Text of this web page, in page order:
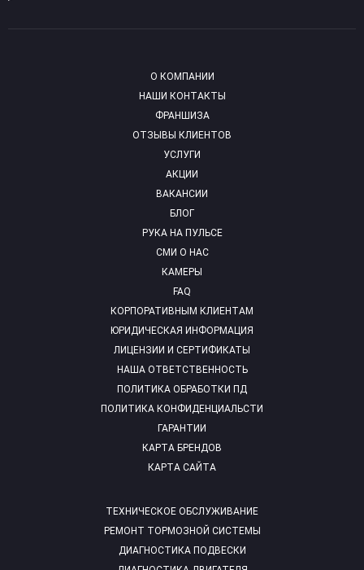
О КОМПАНИИ
НАШИ КОНТАКТЫ
ФРАНШИЗА
ОТЗЫВЫ КЛИЕНТОВ
УСЛУГИ
АКЦИИ
ВАКАНСИИ
БЛОГ
РУКА НА ПУЛЬСЕ
СМИ О НАС
КАМЕРЫ
FAQ
ТЕХНИЧЕСКОЕ ОБСЛУЖИВАНИЕ
РЕМОНТ ТОРМОЗНОЙ СИСТЕМЫ
ДИАГНОСТИКА ПОДВЕСКИ
КОРПОРАТИВНЫМ КЛИЕНТАМ
ЮРИДИЧЕСКАЯ ИНФОРМАЦИЯ
ЛИЦЕНЗИИ И СЕРТИФИКАТЫ
НАША ОТВЕТСТВЕННОСТЬ
ПОЛИТИКА ОБРАБОТКИ ПД
ПОЛИТИКА КОНФИДЕНЦИАЛЬСТИ
ГАРАНТИИ
КАРТА БРЕНДОВ
КАРТА САЙТА